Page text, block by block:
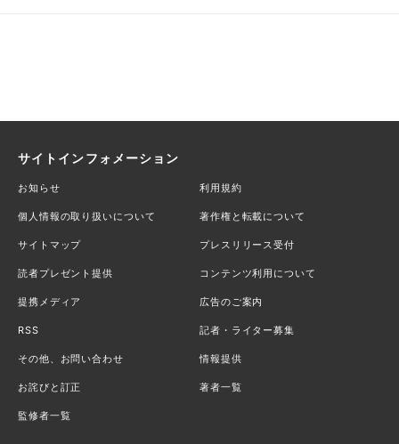
サイトインフォメーション
お知らせ 利用規約
個人情報の取り扱いについて 著作権と転載について
サイトマップ プレスリリース受付
読者プレゼント提供 コンテンツ利用について
提携メディア 広告のご案内
RSS 記者・ライター募集
その他、お問い合わせ 情報提供
お詫びと訂正 著者一覧
監修者一覧